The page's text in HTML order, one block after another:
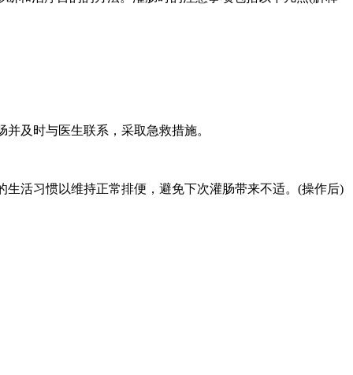
及时与医生联系，采取急救措施。
活习惯以维持正常排便，避免下次灌肠带来不适。(操作后)